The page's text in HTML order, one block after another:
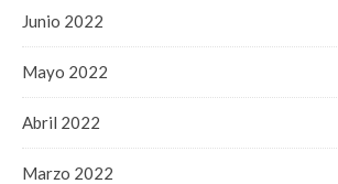
Junio 2022
Mayo 2022
Abril 2022
Marzo 2022